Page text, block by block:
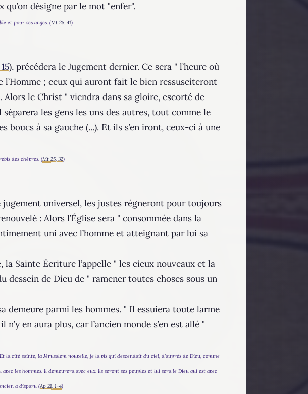
désigne par le mot "enfer".
et pour ses anges. (Mt 25, 41)
), précédera le Jugement dernier. Ce sera " l’heure où
; ceux qui auront fait le bien ressusciteront
Alors le Christ " viendra dans sa gloire, escorté de
les gens les uns des autres, tout comme le
boucs à sa gauche (...). Et ils s’en iront, ceux-ci à une
des chèvres. (Mt 25, 32)
universel, les justes régneront pour toujours
: Alors l’Église sera " consommée dans la
uni avec l’homme et atteignant par lui sa
Sainte Écriture l’appelle " les cieux nouveaux et la
dessein de Dieu de " ramener toutes choses sous un
demeure parmi les hommes. " Il essuiera toute larme
en aura plus, car l’ancien monde s’en est allé "
cité sainte, la Jérusalem nouvelle, je la vis qui descendait du ciel, d'auprès de Dieu, comme
les hommes. Il demeurera avec eux. Ils seront ses peuples et lui sera le Dieu qui est avec
a disparu (Ap 21, 1-4)